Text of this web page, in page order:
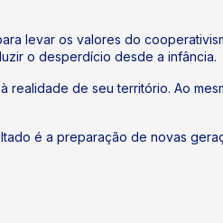
levar os valores do
o desperdício desde a infância.
de seu território. Ao
é a preparação de novas